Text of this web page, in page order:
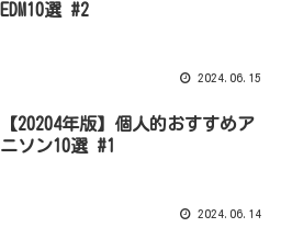
EDM10選 #2
2024.06.15
【20204年版】個人的おすすめア
ニソン10選 #1
2024.06.14